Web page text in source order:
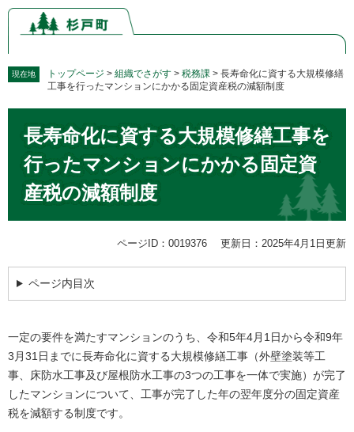
ペ
の
で
メ
ー
ば
現在地 トップページ > 組織でさがす > 税務課 > 長寿命化に資する大規模修繕
工事を行ったマンションにかかる固定資産税の減額制度
長寿命化に資する大規模修繕工事を
行ったマンションにかかる固定資
産税の減額制度
ページID：0019376 更新日：2025年4月1日更新
ページ内目次
一定の要件を満たすマンションのうち、令和5年4月1日から令和9年
3月31日までに長寿命化に資する大規模修繕工事（外壁塗装等工
事、床防水工事及び屋根防水工事の3つの工事を一体で実施）が完了
したマンションについて、工事が完了した年の翌年度分の固定資産
税を減額する制度です。